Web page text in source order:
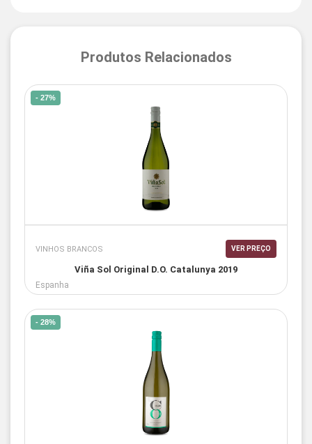
Produtos Relacionados
- 27%
VINHOS BRANCOS VER PREÇO
Viña Sol Original D.O. Catalunya 2019
Espanha
- 28%